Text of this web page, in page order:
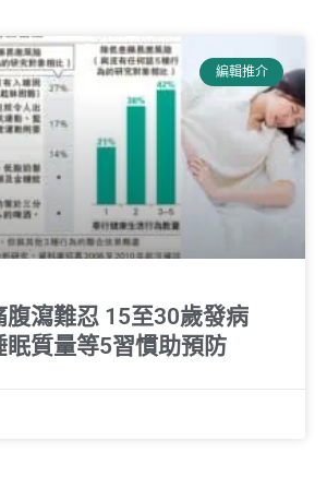
編輯推介
腹瀉難忍 15至30歲發病
眠質量等5習慣助預防